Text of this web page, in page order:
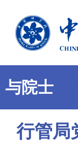
与院士
行管局